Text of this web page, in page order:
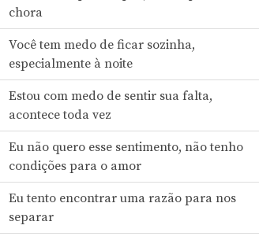
chora
Você tem medo de ficar sozinha,
especialmente à noite
Estou com medo de sentir sua falta,
acontece toda vez
Eu não quero esse sentimento, não tenho
condições para o amor
Eu tento encontrar uma razão para nos
separar